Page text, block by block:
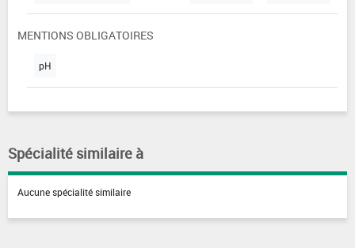
MENTIONS OBLIGATOIRES
pH
Spécialité similaire à
Aucune spécialité similaire